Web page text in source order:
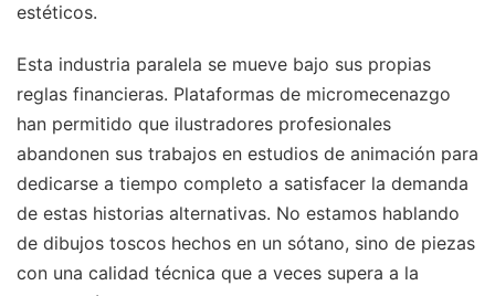
estéticos.
Esta industria paralela se mueve bajo sus propias
reglas financieras. Plataformas de micromecenazgo
han permitido que ilustradores profesionales
abandonen sus trabajos en estudios de animación para
dedicarse a tiempo completo a satisfacer la demanda
de estas historias alternativas. No estamos hablando
de dibujos toscos hechos en un sótano, sino de piezas
con una calidad técnica que a veces supera a la